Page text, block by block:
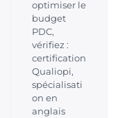
optimiser le
budget
PDC,
vérifiez :
certification
Qualiopi,
spécialisati
on en
anglais